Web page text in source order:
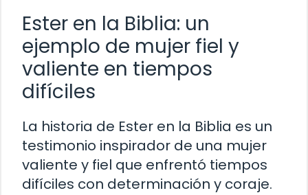
Ester en la Biblia: un
ejemplo de mujer fiel y
valiente en tiempos
difíciles
La historia de Ester en la Biblia es un
testimonio inspirador de una mujer
valiente y fiel que enfrentó tiempos
difíciles con determinación y coraje.